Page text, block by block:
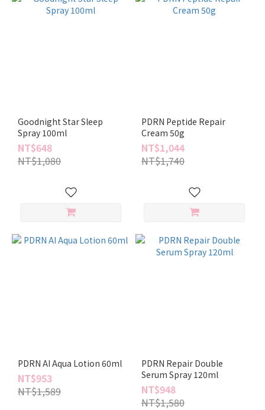
Goodnight Star Sleep
Spray 100ml
NT$648
NT$1,080
PDRN Peptide Repair
Cream 50g
NT$1,044
NT$1,740
PDRN AI Aqua Lotion 60ml
NT$953
NT$1,589
PDRN Repair Double
Serum Spray 120ml
NT$948
NT$1,580